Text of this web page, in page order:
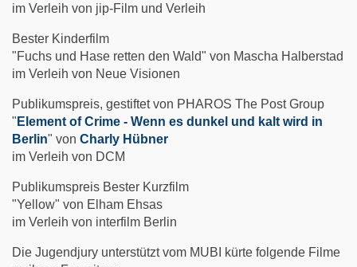
im Verleih von jip-Film und Verleih
Bester Kinderfilm
"Fuchs und Hase retten den Wald" von Mascha Halberstad
im Verleih von Neue Visionen
Publikumspreis, gestiftet von PHAROS The Post Group
" Element of Crime - Wenn es dunkel und kalt wird in
Berlin" von Charly Hübner
im Verleih von DCM
Publikumspreis Bester Kurzfilm
"Yellow" von Elham Ehsas
im Verleih von interfilm Berlin
Die Jugendjury unterstützt vom MUBI kürte folgende Filme